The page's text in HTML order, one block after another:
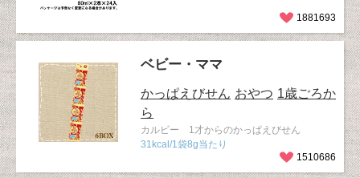
1881693
ベビー・ママ
かっぱえびせん おやつ 1歳ごろか
ら
カルビー 1才からのかっぱえびせん
31kcal/1袋8g当たり
1510686